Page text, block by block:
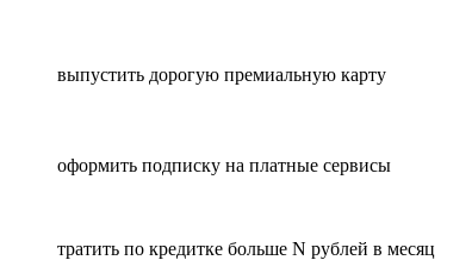
выпустить дорогую премиальную карту
оформить подписку на платные сервисы
тратить по кредитке больше N рублей в месяц